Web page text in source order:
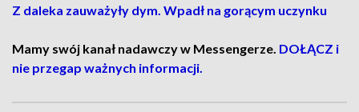
Z daleka zauważyły dym. Wpadł na gorącym uczynku
Mamy swój kanał nadawczy w Messengerze. DOŁĄCZ i
nie przegap ważnych informacji.